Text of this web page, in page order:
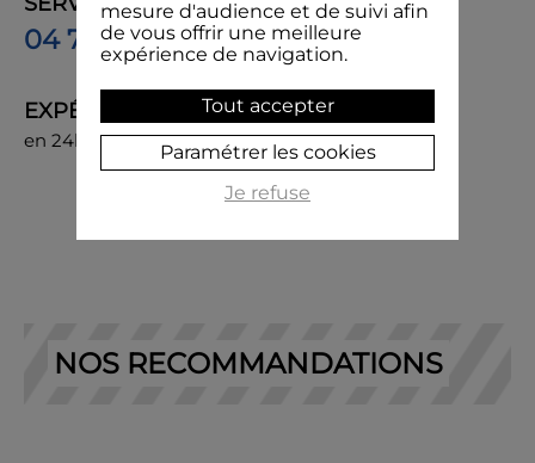
04 74 85 50 00
EXPÉDITION
en 24h, livraison chez vous ou en point de retrait
NOS RECOMMANDATIONS
mesure d'audience et de suivi afin
de vous offrir une meilleure
expérience de navigation.
Tout accepter
Paramétrer les cookies
Je refuse